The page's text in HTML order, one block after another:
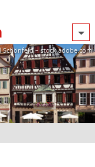
Schönfeld – stock.adobe.com